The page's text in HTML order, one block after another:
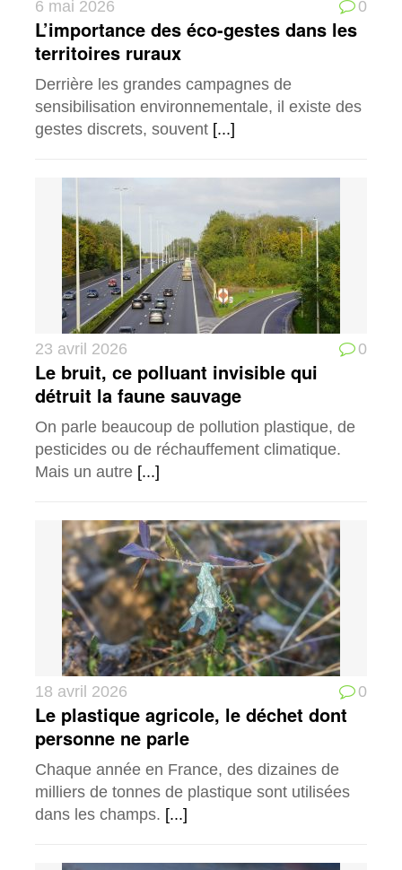
6 mai 2026 0
L’importance des éco-gestes dans les
territoires ruraux
Derrière les grandes campagnes de
sensibilisation environnementale, il existe des
gestes discrets, souvent [...]
23 avril 2026 0
Le bruit, ce polluant invisible qui
détruit la faune sauvage
On parle beaucoup de pollution plastique, de
pesticides ou de réchauffement climatique.
Mais un autre [...]
18 avril 2026 0
Le plastique agricole, le déchet dont
personne ne parle
Chaque année en France, des dizaines de
milliers de tonnes de plastique sont utilisées
dans les champs. [...]